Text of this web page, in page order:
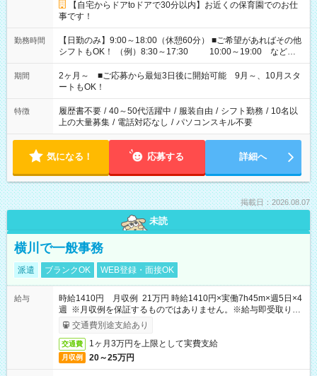
【自宅からドアtoドアで30分以内】お近くの保育園でのお仕
事です！
勤務時間
【日勤のみ】9:00～18:00（休憩60分） ■ご希望があればその他
シフトもOK！ （例）8:30～17:30 10:00～19:00 など
「家族とお休みを合わせたい」 「余裕を持って夕飯の準備がし
たい」 「できれば残業はしたくない」 など、ご希望があれば教
えてくださいね。 ※Wワーク希望の方へ 今ご覧のお仕事で希望
する勤務時間と、もう1つのお仕事の勤務時間。 合計で週40時
間を超える場合は応募できません
期間
2ヶ月～ ■ご応募から最短3日後に開始可能 9月～、10月スタ
ートもOK！
特徴 履歴書不要 / 40～50代活躍中 / 服装自由 / シフト勤務 / 10名以
上の大量募集 / 電話対応なし / パソコンスキル不要
気になる！ 応募する 詳細へ
掲載日：2026.08.07
未読
横川で一般事務
派遣 ブランクOK WEB登録・面接OK
給与
時給1410円 月収例 21万円 時給1410円×実働7h45m×週5日×4
週 ※月収例を保証するものではありません。※給与即受取りサ
ービス利用可（利用条件有）
交通費別途支給あり
交通費 1ヶ月3万円を上限として実費支給
月収例 20～25万円